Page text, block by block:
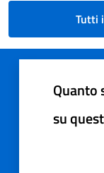
Tutti
Quanto
su